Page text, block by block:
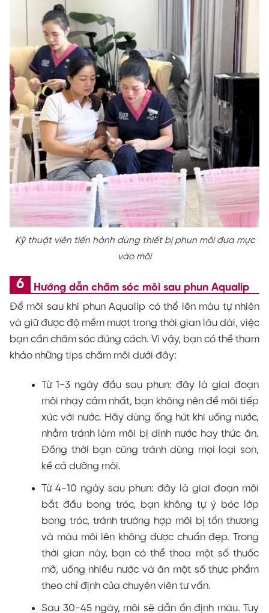
Kỹ thuật viên tiến hành dùng thiết bị phun môi đưa mực
vào môi
Hướng dẫn chăm sóc môi sau phun Aqualip
Để môi sau khi phun Aqualip có thể lên màu tự nhiên
và giữ được độ mềm mượt trong thời gian lâu dài, việc
bạn cần chăm sóc đúng cách. Vì vậy, bạn có thể tham
khảo những tips chăm môi dưới đây:
Từ 1-3 ngày đầu sau phun: đây là giai đoạn
môi nhạy cảm nhất, bạn không nên để môi tiếp
xúc với nước. Hãy dùng ống hút khi uống nước,
nhằm tránh làm môi bị dính nước hay thức ăn.
Đồng thời bạn cũng tránh dùng mọi loại son,
kể cả dưỡng môi.
Từ 4-10 ngày sau phun: đây là giai đoạn môi
bắt đầu bong tróc, bạn không tự ý bóc lớp
bong tróc, tránh trường hợp môi bị tổn thương
và màu môi lên không được chuẩn đẹp. Trong
thời gian này, bạn có thể thoa một số thuốc
mỡ, uống nhiều nước và ăn một số thực phẩm
theo chỉ định của chuyên viên tư vấn.
Sau 30-45 ngày, môi sẽ dẫn ổn định màu. Tuy